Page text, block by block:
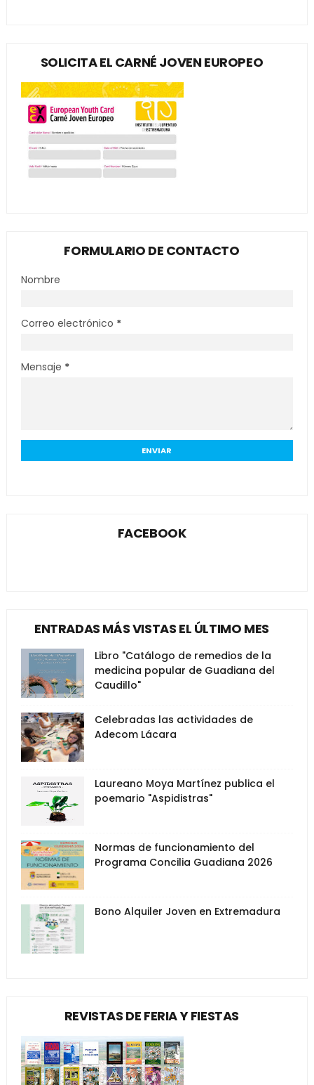
SOLICITA EL CARNÉ JOVEN EUROPEO
FORMULARIO DE CONTACTO
Nombre
Correo electrónico *
Mensaje *
FACEBOOK
ENTRADAS MÁS VISTAS EL ÚLTIMO MES
Libro "Catálogo de remedios de la
medicina popular de Guadiana del
Caudillo"
Celebradas las actividades de
Adecom Lácara
Laureano Moya Martínez publica el
poemario "Aspidistras"
Normas de funcionamiento del
Programa Concilia Guadiana 2026
Bono Alquiler Joven en Extremadura
REVISTAS DE FERIA Y FIESTAS